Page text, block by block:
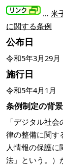
… 米
に関する条例
公布日
令和5年3月29月
施行日
令和5年4月1月
条例制定の背
「デジタル社
律の整備に関す
人情報の保護に
法」という。）